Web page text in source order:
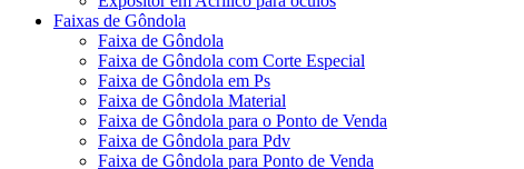
Faixas de Gôndola
Faixa de Gôndola
Faixa de Gôndola com Corte Especial
Faixa de Gôndola em Ps
Faixa de Gôndola Material
Faixa de Gôndola para o Ponto de Venda
Faixa de Gôndola para Pdv
Faixa de Gôndola para Ponto de Venda